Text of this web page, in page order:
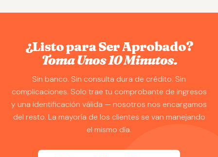
¿Listo para Ser Aprobado?
Toma Unos 10 Minutos.
Sin banco. Sin consulta dura de crédito. Sin
complicaciones. Solo trae tu comprobante de ingresos
y una identificación válida — nosotros nos encargamos
del resto. La mayoría de los clientes se van manejando
el mismo día.